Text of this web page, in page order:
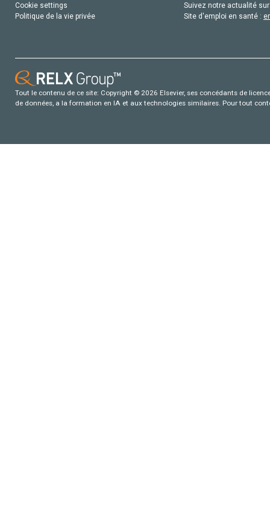
Cookie settings
Politique de la vie privée
Suivez notre actualité
Site d'emploi en santé :
Tout le contenu de ce site: Copyright © 2026 Elsevier, ses concédants de
de données, a la formation en IA et aux technologies similaires. Pour tout